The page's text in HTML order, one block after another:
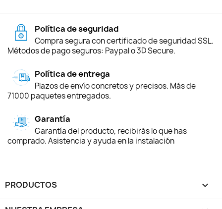
Política de seguridad
Compra segura con certificado de seguridad SSL.
Métodos de pago seguros: Paypal o 3D Secure.
Política de entrega
Plazos de envío concretos y precisos. Más de
71000 paquetes entregados.
Garantía
Garantía del producto, recibirás lo que has
comprado. Asistencia y ayuda en la instalación
PRODUCTOS 